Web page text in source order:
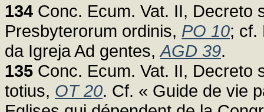
134 Conc. Ecum. Vat. II, Decreto
Presbyterorum ordinis, PO 10; cf.
da Igreja Ad gentes,AGD 39.
135 Conc. Ecum. Vat. II, Decreto
totius, OT 20. Cf. « Guide de vie